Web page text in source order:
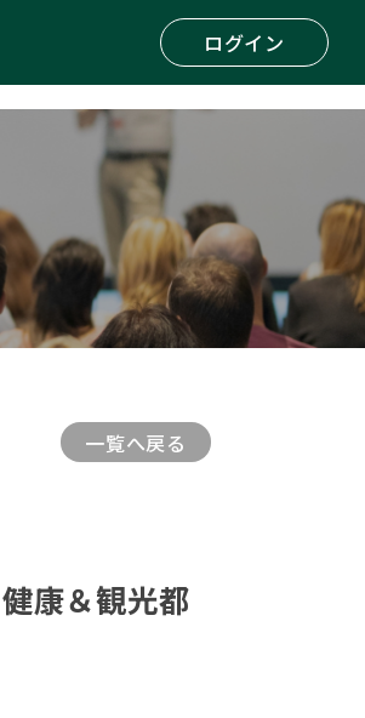
ログイン
一覧へ戻る
康＆観光都